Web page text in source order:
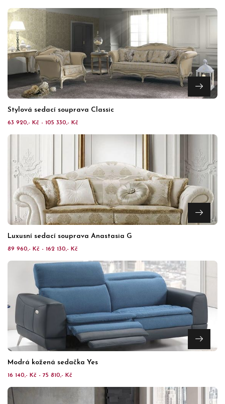
Stylová sedací souprava Classic
63 920,- Kč - 105 330,- Kč
Luxusní sedací souprava Anastasia G
89 960,- Kč - 162 130,- Kč
Modrá kožená sedačka Yes
16 140,- Kč - 75 810,- Kč